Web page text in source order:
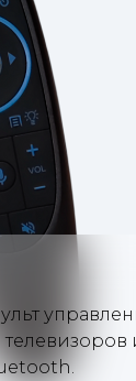
с
для